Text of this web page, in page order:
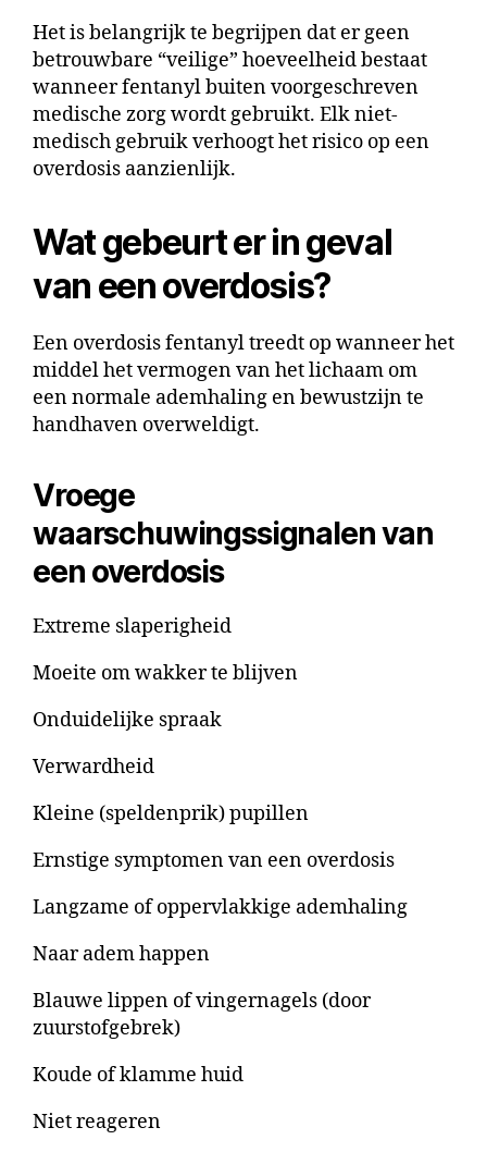
Het is belangrijk te begrijpen dat er geen
betrouwbare “veilige” hoeveelheid bestaat
wanneer fentanyl buiten voorgeschreven
medische zorg wordt gebruikt. Elk niet-
medisch gebruik verhoogt het risico op een
overdosis aanzienlijk.
Wat gebeurt er in geval
van een overdosis?
Een overdosis fentanyl treedt op wanneer het
middel het vermogen van het lichaam om
een normale ademhaling en bewustzijn te
handhaven overweldigt.
Vroege
waarschuwingssignalen van
een overdosis
Extreme slaperigheid
Moeite om wakker te blijven
Onduidelijke spraak
Verwardheid
Kleine (speldenprik) pupillen
Ernstige symptomen van een overdosis
Langzame of oppervlakkige ademhaling
Naar adem happen
Blauwe lippen of vingernagels (door
zuurstofgebrek)
Koude of klamme huid
Niet reageren